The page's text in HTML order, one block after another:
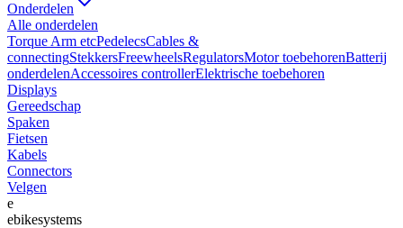
Onderdelen
Alle onderdelen
Torque Arm etcPedelecsCables &
connectingStekkersFreewheelsRegulatorsMotor toebehorenBatterij
onderdelenAccessoires controllerElektrische toebehoren
Displays
Gereedschap
Spaken
Fietsen
Kabels
Connectors
Velgen
e
ebikesystems